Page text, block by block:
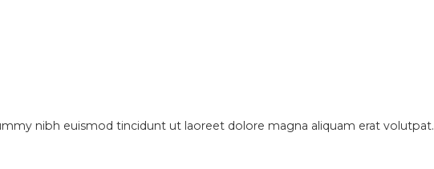
nibh euismod tincidunt ut laoreet dolore magna aliquam erat volutpat.